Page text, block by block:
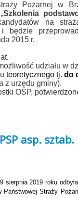
Pożarnej w
Szkolenia
na
będzie
2015 r.
udziału w
teoretycznego tj. do
z urzędu gminy).
OSP,
asp.
sierpnia 2019 roku
Państwowej Straży